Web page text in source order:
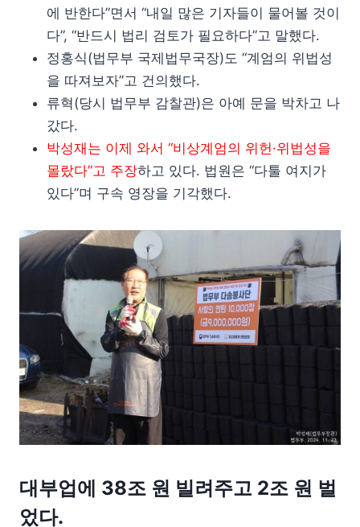
에 반한다”면서 “내일 많은 기자들이 물어볼 것이
다”, “반드시 법리 검토가 필요하다”고 말했다.
정홍식(법무부 국제법무국장)도 “계엄의 위법성
을 따져보자”고 건의했다.
류혁(당시 법무부 감찰관)은 아예 문을 박차고 나
갔다.
박성재는 이제 와서 “비상계엄의 위헌·위법성을
몰랐다”고 주장하고 있다. 법원은 “다툴 여지가
있다”며 구속 영장을 기각했다.
대부업에 38조 원 빌려주고 2조 원 벌
었다.